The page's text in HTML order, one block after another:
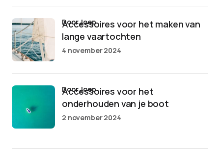
Accessoires voor het maken van
lange vaartochten
door Joep
4 november 2024
Accessoires voor het
onderhouden van je boot
door Joep
2 november 2024